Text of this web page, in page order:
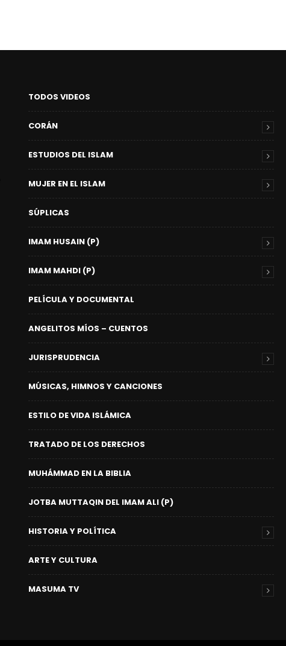
TODOS VIDEOS
CORÁN
ESTUDIOS DEL ISLAM
MUJER EN EL ISLAM
SÚPLICAS
IMAM HUSAIN (P)
IMAM MAHDI (P)
PELÍCULA Y DOCUMENTAL
ANGELITOS MÍOS – CUENTOS
JURISPRUDENCIA
MÚSICAS, HIMNOS Y CANCIONES
ESTILO DE VIDA ISLÁMICA
TRATADO DE LOS DERECHOS
MUHÁMMAD EN LA BIBLIA
JOTBA MUTTAQIN DEL IMAM ALI (P)
HISTORIA Y POLÍTICA
ARTE Y CULTURA
MASUMA TV